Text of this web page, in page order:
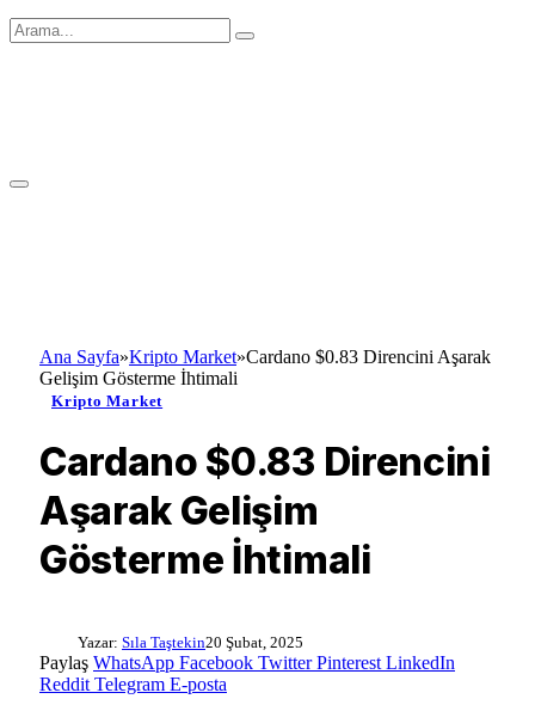
Ana Sayfa»Kripto Market»Cardano $0.83 Direncini Aşarak
Gelişim Gösterme İhtimali
Kripto Market
Cardano $0.83 Direncini
Aşarak Gelişim
Gösterme İhtimali
Yazar: Sıla Taştekin20 Şubat, 2025
Paylaş WhatsApp Facebook Twitter Pinterest LinkedIn
Reddit Telegram E-posta